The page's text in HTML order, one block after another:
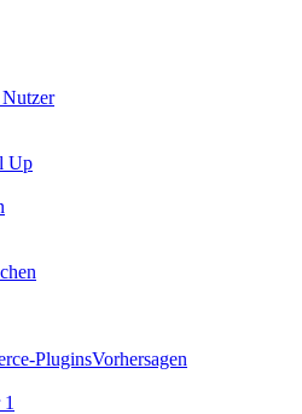
Up
PluginsVorhersagen